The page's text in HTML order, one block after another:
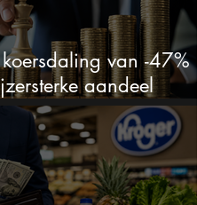
van -47%
aandeel
dan ooit